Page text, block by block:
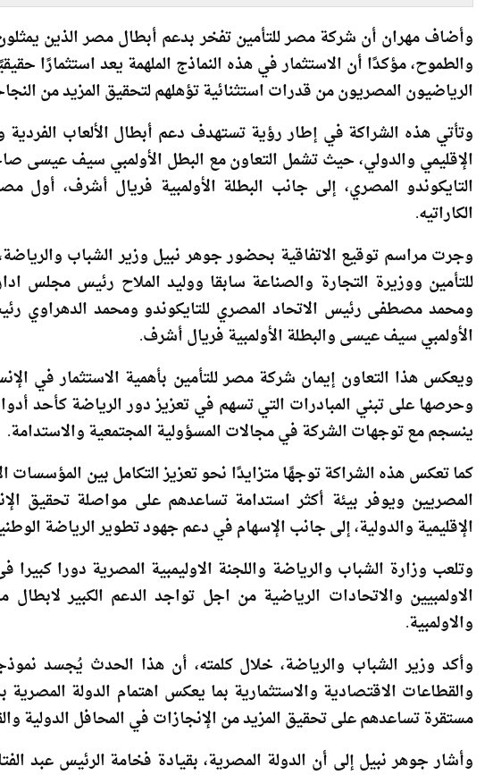
وأضاف مهران أن شركة مصر للتأمين تفخر بدعم أبطال مصر الذين
والطموح، مؤكدًا أن الاستثمار في هذه النماذج الملهمة يعد استثمارًا
الرياضيون المصريون من قدرات استثنائية تؤهلهم لتحقيق المزيد من
وتأتي هذه الشراكة في إطار رؤية تستهدف دعم أبطال الألعاب الفردية
الإقليمي والدولي، حيث تشمل التعاون مع البطل الأولمبي سيف عيسى
التايكوندو المصري، إلى جانب البطلة الأولمبية فريال أشرف، أول
الكاراتيه.
وجرت مراسم توقيع الاتفاقية بحضور جوهر نبيل وزير الشباب
للتأمين ووزيرة التجارة والصناعة سابقا ووليد الملاح رئيس مجلس
ومحمد مصطفى رئيس الاتحاد المصري للتايكوندو ومحمد الدهراوي
الأولمبي سيف عيسى والبطلة الأولمبية فريال أشرف.
ويعكس هذا التعاون إيمان شركة مصر للتأمين بأهمية الاستثمار في
وحرصها على تبني المبادرات التي تسهم في تعزيز دور الرياضة كأحد أدوات
ينسجم مع توجهات الشركة في مجالات المسؤولية المجتمعية والاستدامة.
كما تعكس هذه الشراكة توجهًا متزايدًا نحو تعزيز التكامل بين المؤسسات
المصريين ويوفر بيئة أكثر استدامة تساعدهم على مواصلة تحقيق
الإقليمية والدولية، إلى جانب الإسهام في دعم جهود تطوير الرياضة
وتلعب وزارة الشباب والرياضة واللجنة الاوليمبية المصرية دورا كبيرا
الاولمبيين والاتحادات الرياضية من اجل تواجد الدعم الكبير لابطال
والاولمبية.
وأكد وزير الشباب والرياضة، خلال كلمته، أن هذا الحدث يُجسد
والقطاعات الاقتصادية والاستثمارية بما يعكس اهتمام الدولة المصرية
مستقرة تساعدهم على تحقيق المزيد من الإنجازات في المحافل الدولية